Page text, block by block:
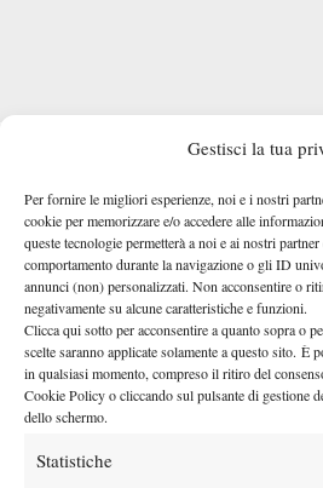
Gestisci la tua
Per fornire le migliori esperienze, noi e i nostri
cookie per memorizzare e/o accedere alle
queste tecnologie permetterà a noi e ai nostri
comportamento durante la navigazione o gli ID
annunci (non) personalizzati. Non acconsentire o
negativamente su alcune caratteristiche e funzioni.
Clicca qui sotto per acconsentire a quanto sopra o
scelte saranno applicate solamente a questo sito. È
in qualsiasi momento, compreso il ritiro del
Cookie Policy o cliccando sul pulsante di gestione
dello schermo.
Statistiche
Nessun commento
Devi essereconnessoper inviare un